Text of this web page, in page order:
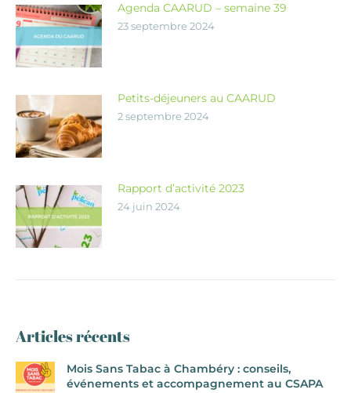
Agenda CAARUD – semaine 39
23 septembre 2024
Petits-déjeuners au CAARUD
2 septembre 2024
Rapport d’activité 2023
24 juin 2024
Articles récents
Mois Sans Tabac à Chambéry : conseils,
événements et accompagnement au CSAPA